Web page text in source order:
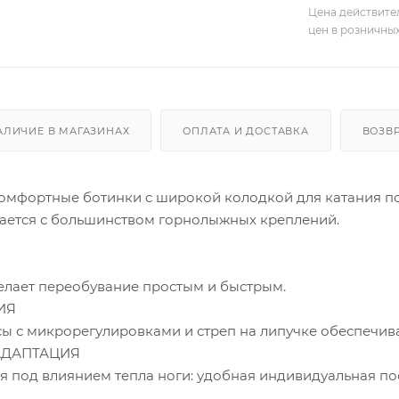
Цена
цен в
В МАГАЗИНАХ ОПЛАТА И ДОСТАВКА
ботинки с широкой колодкой для катания
с большинством горнолыжных креплений.
переобувание простым и быстрым.
с микрорегулировками и стреп на липучке
под влиянием тепла ноги: удобная индивидуальная